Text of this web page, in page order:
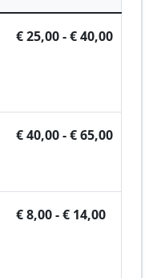
€ 25,00 - € 40,00
€ 40,00 - € 65,00
€ 8,00 - € 14,00